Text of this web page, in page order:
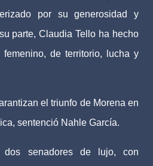
por su generosidad y
parte, Claudia Tello ha hecho
de territorio, lucha y
el triunfo de Morena en
sentenció Nahle García.
dos senadores de lujo, con